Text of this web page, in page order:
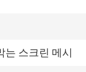
는 스크린 메시